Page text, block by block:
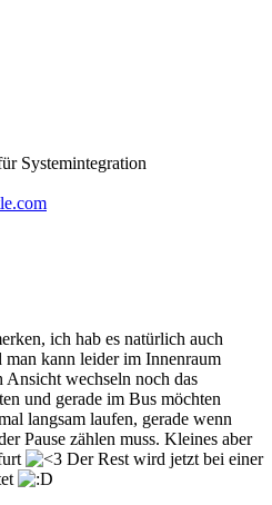
Systemintegration
ich hab es natürlich auch
man kann leider im Innenraum
wechseln noch das
und gerade im Bus möchten
langsam laufen, gerade wenn
Pause zählen muss. Kleines aber
Der Rest wird jetzt bei einer